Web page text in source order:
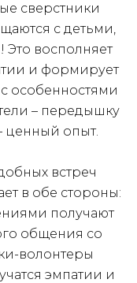
сверстники
с детьми,
Это восполняет
и формирует
особенностями
– передышку
ценный опыт.
встреч
в обе стороны:
получают
общения со
волонтеры
эмпатии и